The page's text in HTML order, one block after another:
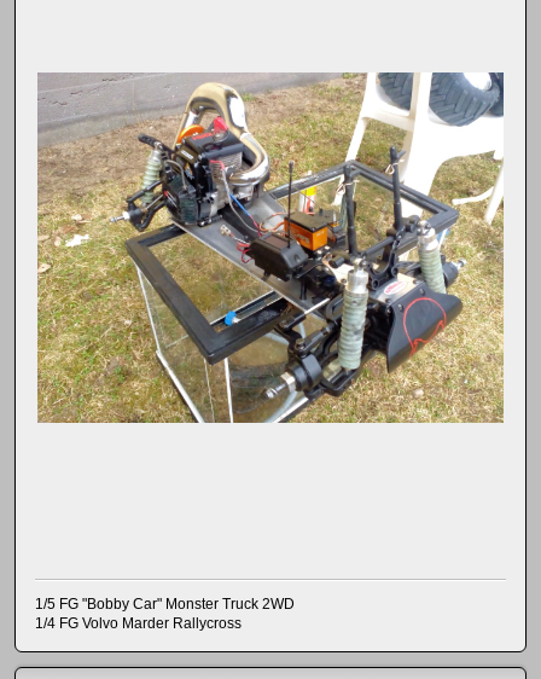
1/5 FG "Bobby Car" Monster Truck 2WD
1/4 FG Volvo Marder Rallycross